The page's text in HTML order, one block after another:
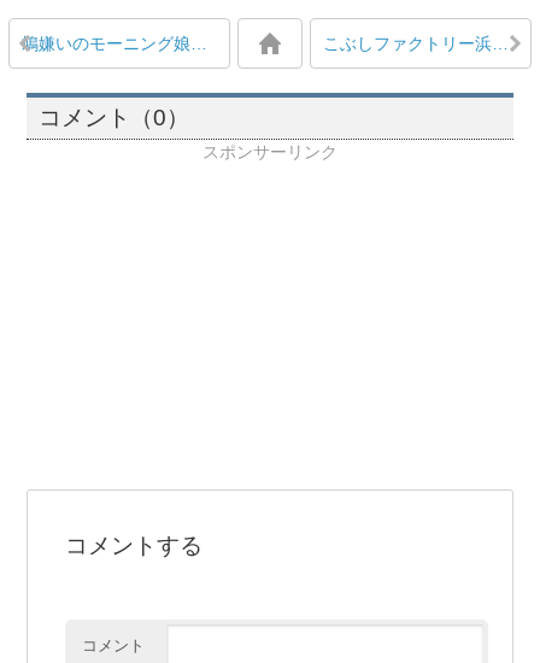
鳩嫌いのモーニング娘。野中美希が逃げ惑う姿がVERY COMICAL！と話題 こぶしファクトリー浜浦彩乃、リーダー広瀬彩海をどう呼ぶか試行錯誤『タコひろ』『あやタコ』 広瀬彩海「なんでもいいよー笑」
コメント（0）
スポンサーリンク
コメントする
コメント